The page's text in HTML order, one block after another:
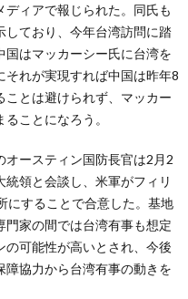
ィアで報じられた。同氏も
しており、今年台湾訪問に踏
はマッカーシー氏に台湾を
れが実現すれば中国は昨年8
ことは避けられず、マッカー
ことになろう。
ースティン国防長官は2月2
領と会談し、米軍がフィリ
にすることで合意した。基地
家の間では台湾有事も想定
の可能性が高いとされ、今後
障協力から台湾有事の動きを